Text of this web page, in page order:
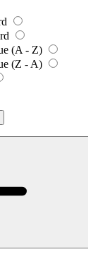
(A - Z)
(Z - A)